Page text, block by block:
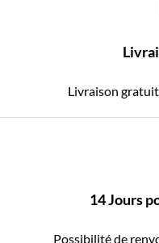
Livraison
14 Jours
Possibilité de